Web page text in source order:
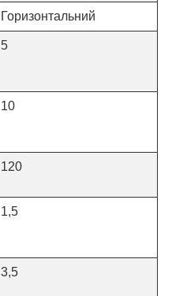
Горизонтальний
5
10
120
1,5
3,5